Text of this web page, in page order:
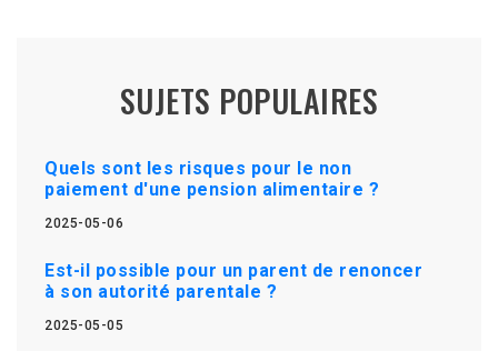
SUJETS POPULAIRES
Quels sont les risques pour le non
paiement d'une pension alimentaire ?
2025-05-06
Est-il possible pour un parent de renoncer
à son autorité parentale ?
2025-05-05